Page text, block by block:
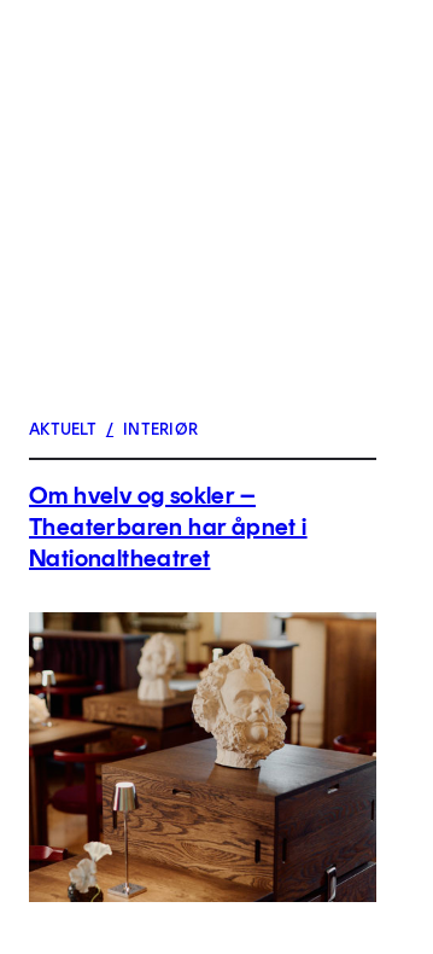
AKTUELT / INTERIØR
Om hvelv og sokler –
Theaterbaren har åpnet i
Nationaltheatret